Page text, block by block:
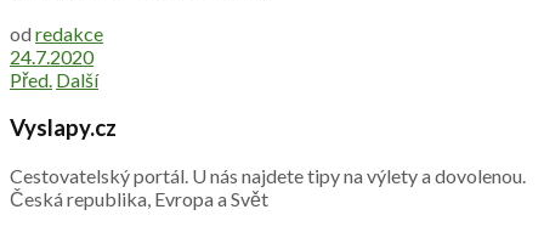
od redakce
24.7.2020
Před. Další
Vyslapy.cz
Cestovatelský portál. U nás najdete tipy na výlety a dovolenou.
Česká republika, Evropa a Svět